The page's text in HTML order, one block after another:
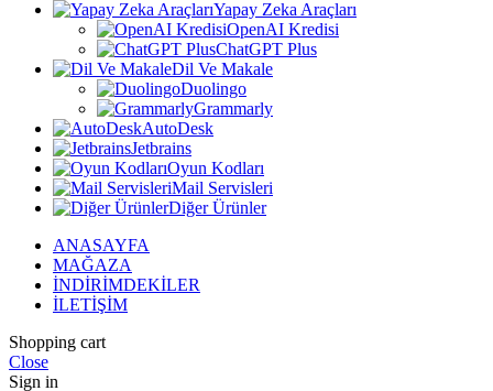
Yapay Zeka Araçları
OpenAI Kredisi
ChatGPT Plus
Dil Ve Makale
Duolingo
Grammarly
AutoDesk
Jetbrains
Oyun Kodları
Mail Servisleri
Diğer Ürünler
ANASAYFA
MAĞAZA
İNDİRİMDEKİLER
İLETİŞİM
Shopping cart
Close
Sign in